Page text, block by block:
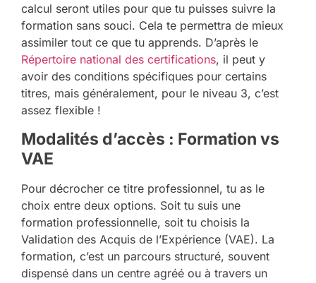
calcul seront utiles pour que tu puisses suivre la
formation sans souci. Cela te permettra de mieux
assimiler tout ce que tu apprends. D’après le
Répertoire national des certifications, il peut y
avoir des conditions spécifiques pour certains
titres, mais généralement, pour le niveau 3, c’est
assez flexible !
Modalités d’accès : Formation vs
VAE
Pour décrocher ce titre professionnel, tu as le
choix entre deux options. Soit tu suis une
formation professionnelle, soit tu choisis la
Validation des Acquis de l’Expérience (VAE). La
formation, c’est un parcours structuré, souvent
dispensé dans un centre agréé ou à travers un